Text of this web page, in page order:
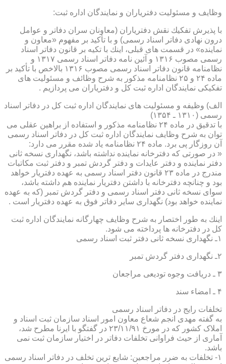
وظایف و مسئولیت دفتریاران و نمایندگان اداره ثبت:
با پذیرش تفكیك نقش دفتریاران (معاونان سران دفاتر و عوامل
درون نهادی دفاتر اسناد رسمی) و با تأكید بر مفهوم «معاون و
نماینده» در قسمت های قبلی، اینك با تكیه بر قانون دفاتر اسناد
رسمی مصوب ۱۳۱۶ و آئین نامه دفاتر اسناد رسمی ۱۳۱۷ و
نظامنامه قانون دفاتر اسناد رسمی مصوب ۱۳۱۶ بالاخص با تأكید بر
ماده ۲۴ و ۲۵ نظامنامه مذكور به شرح وظائف و مسئولیت های
تفكیكی نمایندگان اداره ثبت كل و دفتریاران می پردازیم .
الف) وظیفه و مسئولیت های نمایندگان اداره ثبت كل در دفاتر اسناد
رسمی (۱۳۱۰ ـ ۱۳۵۴)
با تدقیق در ماده ۲۴ نظامنامه مذكور و استفاده از براهین عقلی می
توان به شرح وظایف نمایندگان اداره ثبت كل در دفاتر اسناد رسمی
آن روزگار پی برد. ماده ۲۴ نظامنامه یاد شده مقرر می دارد:
« در صورتی كه دفترخانه نماینده نداشته باشد، نگهداری نسخه ثانی
دفتر نماینده و دفتر عایدات و دفتر گردش تمبر و دفتر ثبت مكاتبات
مندرج در ماده ۲۳ قانون دفتر اسناد رسمی به عهده دفتریار خواهد
بود و چنانچه دفترخانه با داشتن دفتریار نماینده هم داشته باشد،
سوای نسخه ثانی دفتر اسناد رسمی و دفتر گردش تمبر (كه به عهده
نماینده خواهد بود) نگهداری سایر دفاتر فوق به عهده دفتریار است .
اینك به طور اختصار به شرح وظایف چهارگانه نمایندگان اداره ثبت
كل در دفترخانه ها پرداخته می شود.
۱ـ نگهداری نسخه ثانی دفتر ثبت اسناد رسمی
۲ـ نگهداری دفتر گردش تمبر
۳ ـ دریافت وجوه تودیعی مراجعان
۴ ـ امضاء سند
تخلفات رایج در دفاتر اسناد رسمی
به گفته مهدی انجم شعاع معاون امور اسناد سازمان ثبت اسناد و
املاک کشور که در مورخ ۲۳/۱۱/۹۱ در گفتگو با ایرنا مطرح شد،
آماری از حیث فراوانی تخلفات دفاتر در اختیار سازمان ثبت نمی
باشد.
۱- تخلفات به ضرر مراجعین: شایع ترین تخلف در دفاتر اسناد رسمی